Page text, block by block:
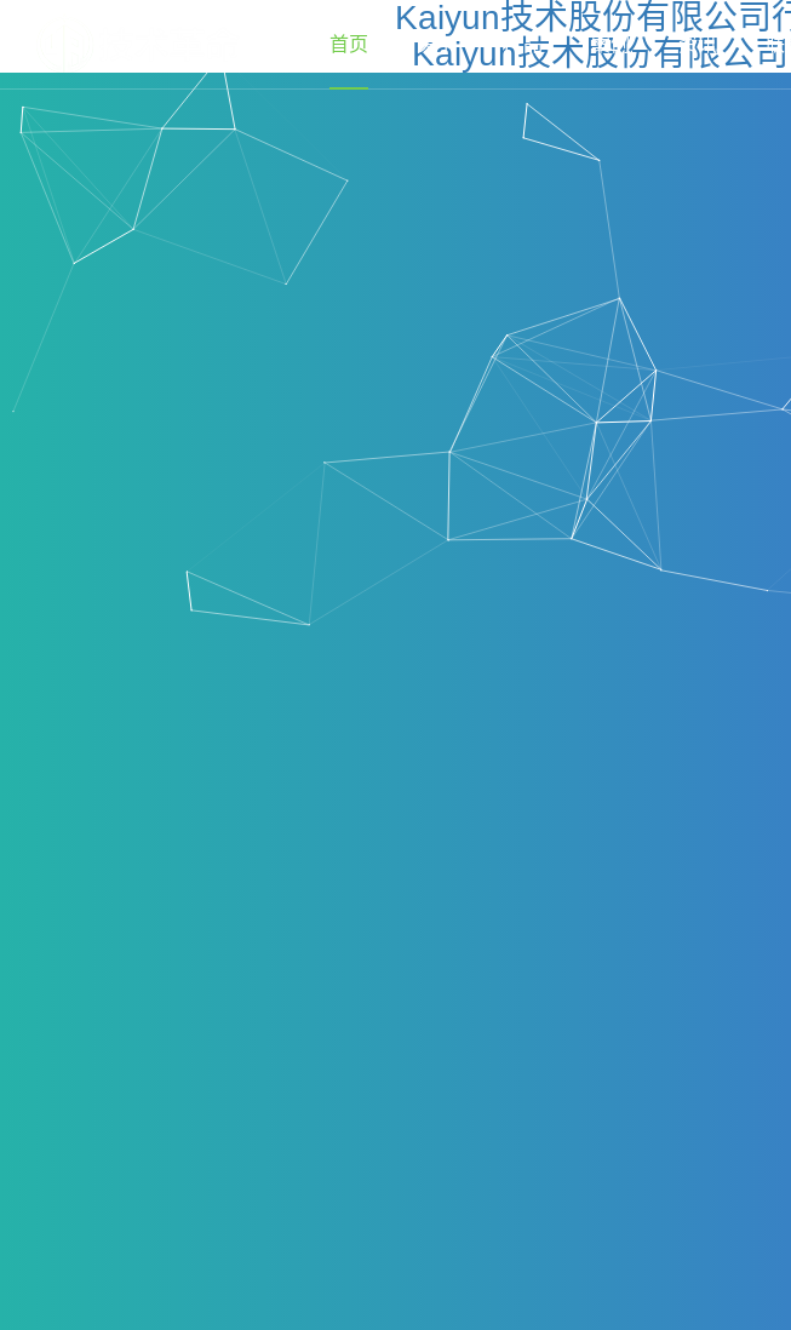
Kaiyun技术股份有限公司
Kaiyun技术股份有限公
首页 关于 产品 案例 资讯 联